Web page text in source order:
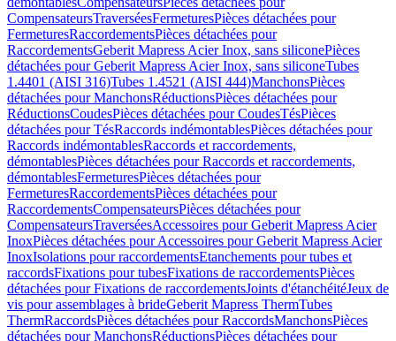
CompensateursTraverséesFermeturesPièces détachées pour
FermeturesRaccordementsPièces détachées pour
RaccordementsGeberit Mapress Acier Inox, sans siliconePièces
détachées pour Geberit Mapress Acier Inox, sans siliconeTubes
1.4401 (AISI 316)Tubes 1.4521 (AISI 444)ManchonsPièces
détachées pour ManchonsRéductionsPièces détachées pour
RéductionsCoudesPièces détachées pour CoudesTésPièces
détachées pour TésRaccords indémontablesPièces détachées pour
Raccords indémontablesRaccords et raccordements,
démontablesPièces détachées pour Raccords et raccordements,
démontablesFermeturesPièces détachées pour
FermeturesRaccordementsPièces détachées pour
RaccordementsCompensateursPièces détachées pour
CompensateursTraverséesAccessoires pour Geberit Mapress Acier
InoxPièces détachées pour Accessoires pour Geberit Mapress Acier
InoxIsolations pour raccordementsEtanchements pour tubes et
raccordsFixations pour tubesFixations de raccordementsPièces
détachées pour Fixations de raccordementsJoints d'étanchéitéJeux de
vis pour assemblages à brideGeberit Mapress ThermTubes
ThermRaccordsPièces détachées pour RaccordsManchonsPièces
détachées pour ManchonsRéductionsPièces détachées pour